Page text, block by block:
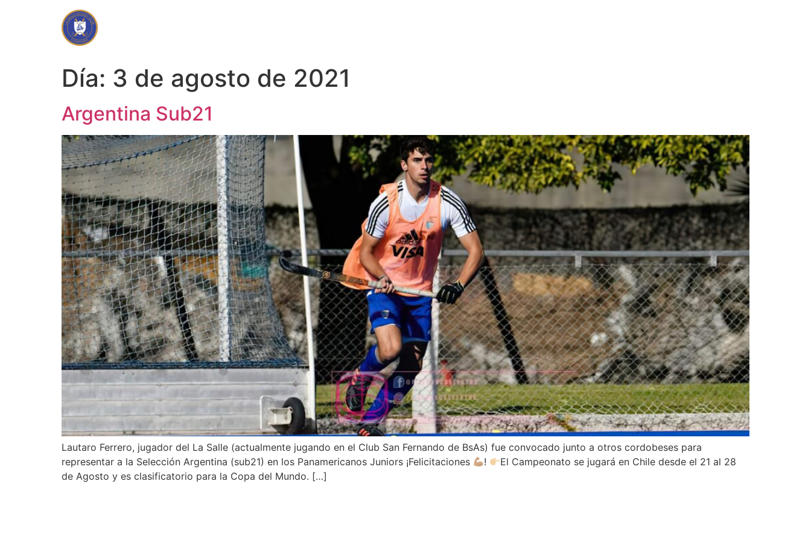
Día: 3 de agosto de 2021
Argentina Sub21
Lautaro Ferrero, jugador del La Salle (actualmente jugando en el Club San Fernando de BsAs) fue convocado junto a otros cordobeses para
representar a la Selección Argentina (sub21) en los Panamericanos Juniors ¡Felicitaciones
!
El Campeonato se jugará en Chile desde el 21 al 28
de Agosto y es clasificatorio para la Copa del Mundo. […]